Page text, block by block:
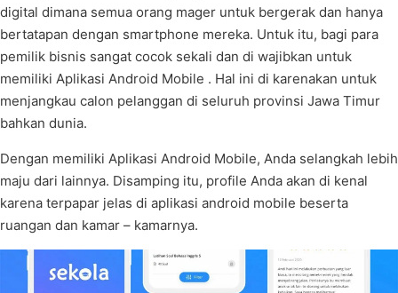
digital dimana semua orang mager untuk bergerak dan hanya
bertatapan dengan smartphone mereka. Untuk itu, bagi para
pemilik bisnis sangat cocok sekali dan di wajibkan untuk
memiliki Aplikasi Android Mobile . Hal ini di karenakan untuk
menjangkau calon pelanggan di seluruh provinsi Jawa Timur
bahkan dunia.
Dengan memiliki Aplikasi Android Mobile, Anda selangkah lebih
maju dari lainnya. Disamping itu, profile Anda akan di kenal
karena terpapar jelas di aplikasi android mobile beserta
ruangan dan kamar – kamarnya.